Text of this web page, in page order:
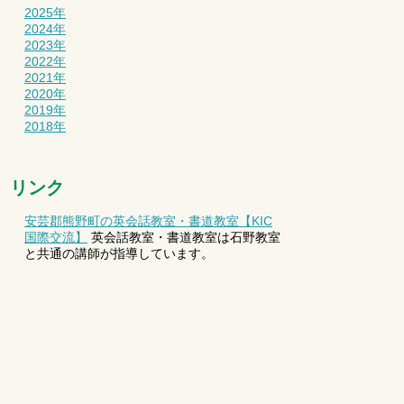
2025年
2024年
2023年
2022年
2021年
2020年
2019年
2018年
リンク
安芸郡熊野町の英会話教室・書道教室【KIC
国際交流】
英会話教室・書道教室は石野教室
と共通の講師が指導しています。